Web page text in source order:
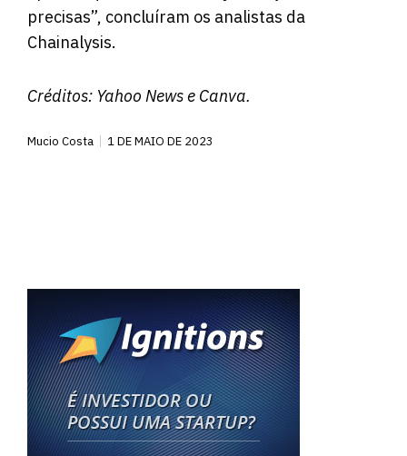
precisas”, concluíram os analistas da
Chainalysis.
Créditos: Yahoo Newse Canva.
Mucio Costa 1 DE MAIO DE 2023